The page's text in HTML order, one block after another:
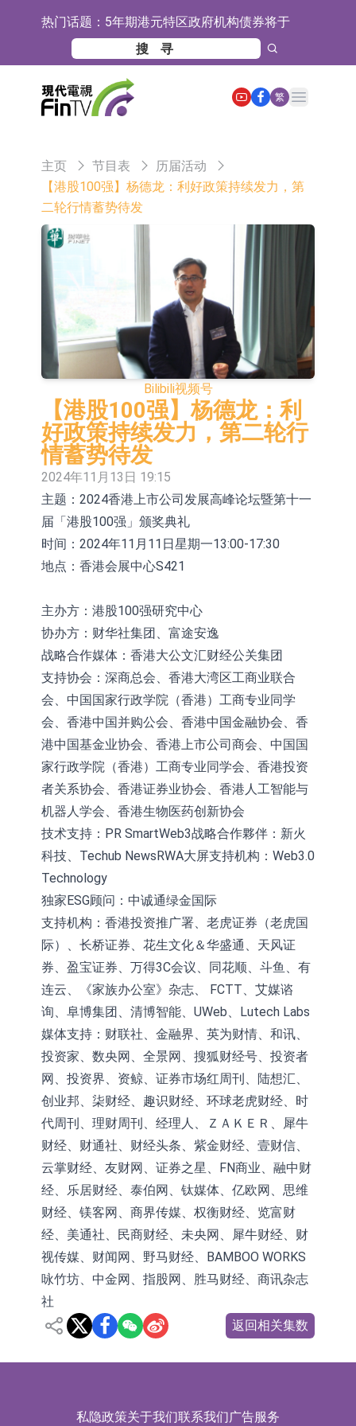
热门话题： 5年期港元特区政府机构债券将于
2026年8月12日透过重开进行投标
1年期港元隔夜平均指数挂钩债券将
于2026年8月12日进行投标
香港证监会就中国糖果前高管的失当
行为取得13年取消资格令
【异动股】港股跌幅榜前十，融信中
团(02215.HK)跌35.71%
统工程股权(02902.HK)涨+218.75%，
敏捷控股(00186.HK)涨+82.50%
地纬智能：暂未开展对外的语料商业
化服务
嘉立创：公司主要提供EDA/CAM、
PCB、电子元器件等电子及机械产业
链一站式研发智造服务
工信部：鼓励民爆企业依法依规实施
工信部：到2030年形成3-5家具有较
强国际运营能力的大型民爆企业集团
因美纳：首批由中国生产制造基地生
产的本土化产品完成客户交付
鲁阳节能：公司汽车衬垫 CCMAX、
E2K、HBD系列产品已实现量产销售
日韩股市收盘双双下挫
北京君正：预计后续仍将主要采用季
度调价的模式
【异动股】汽车整车板块下挫，北汽
蓝谷(600733.CN)跌6.38%
【异动股】港股涨幅榜前十，生物系
统工程股权(02902.HK)涨+231.25%，
中国智能健康(00348.HK)涨+133.33%
【异动股】钨板块拉升，中钨高新
(000657.CN)涨7.24%
【异动股】昨日打二板以上表现板块
拉升，欣天科技(300615.CN)涨
【异动股】港股跌幅榜前十，天瑞汽
务集团(02215.HK)跌16.33%
10年期港元特区政府机构债券将于
2026年8月12日透过重开进行投标
繁
Open main menu
主页 节目表
历届活动
【港股100强】杨德龙：利好政策持续发力，第
二轮行情蓄势待发
Bilibili视频号
【港股100强】杨德龙：利
好政策持续发力，第二轮行
情蓄势待发
2024年11月13日 19:15
主题：2024香港上市公司发展高峰论坛暨第十一
届「港股100强」颁奖典礼
时间：2024年11月11日星期一13:00-17:30
地点：香港会展中心S421
主办方：港股100强研究中心
协办方：财华社集团、富途安逸
战略合作媒体：香港大公文汇财经公关集团
支持协会：深商总会、香港大湾区工商业联合
会、中国国家行政学院（香港）工商专业同学
会、香港中国并购公会、香港中国金融协会、香
港中国基金业协会、香港上市公司商会、中国国
家行政学院（香港）工商专业同学会、香港投资
者关系协会、香港证券业协会、香港人工智能与
机器人学会、香港生物医药创新协会
技术支持：PR SmartWeb3战略合作夥伴：新火
科技、Techub NewsRWA大屏支持机构：Web3.0
Technology
独家ESG顾问：中诚通绿金国际
支持机构：香港投资推广署、老虎证券（老虎国
际）、长桥证券、花生文化＆华盛通、天风证
券、盈宝证券、万得3C会议、同花顺、斗鱼、有
连云、《家族办公室》杂志、 FCTT、艾媒谘
询、阜博集团、清博智能、UWeb、Lutech Labs
媒体支持：财联社、金融界、英为财情、和讯、
投资家、数央网、全景网、搜狐财经号、投资者
网、投资界、资鲸、证券市场红周刊、陆想汇、
创业邦、柒财经、趣识财经、环球老虎财经、时
代周刊、理财周刊、经理人、ＺＡＫＥＲ、犀牛
财经、财通社、财经头条、紫金财经、壹财信、
云掌财经、友财网、证券之星、FN商业、融中财
经、乐居财经、泰伯网、钛媒体、亿欧网、思维
财经、镁客网、商界传媒、权衡财经、览富财
经、美通社、民商财经、未央网、犀牛财经、财
视传媒、财闻网、野马财经、BAMBOO WORKS
咏竹坊、中金网、指股网、胜马财经、商讯杂志
社
返回相关集数
私隐政策关于我们联系我们广告服务